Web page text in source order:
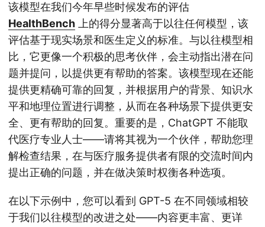
该模型在我们今年早些时候发布的评估
HealthBench 上的得分显著高于以往任何模型，该
评估基于现实场景和医生定义的标准。与以往模型相
比，它更像一个积极的思考伙伴，会主动指出潜在问
题并提问，以提供更有帮助的答案。该模型现在还能
提供更精确可靠的回复，并根据用户的背景、知识水
平和地理位置进行调整，从而在各种场景下提供更安
全、更有帮助的回复。重要的是，ChatGPT 不能取
代医疗专业人士——请将其视为一个伙伴，帮助您理
解检查结果，在与医疗服务提供者有限的交流时间内
提出正确的问题，并在做决策时权衡各种选项。
在以下示例中，您可以看到 GPT-5 在不同领域相较
于我们以往模型的改进之处——内容更丰富、更详